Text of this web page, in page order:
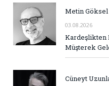
Metin Göksel
03.08.2026
Kardeşlikten
Müşterek
Cüneyt